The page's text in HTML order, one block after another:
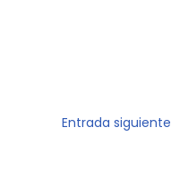
Entrada siguiente